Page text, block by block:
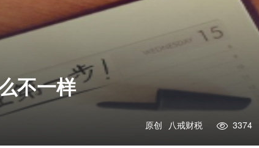
不一样
原创 八戒财税 3374